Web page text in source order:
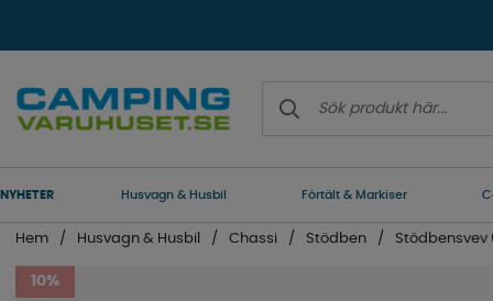
NYHETER Husvagn & Husbil Förtält & Markiser
Hem Husvagn & Husbil Chassi Stödben Stödbensvev
10